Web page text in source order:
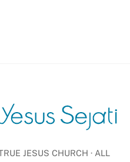
JESUS CHURCH · ALL